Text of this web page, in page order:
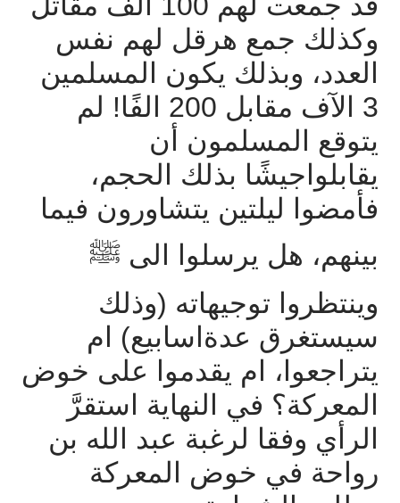
وكذلك جمع هرقل لهم نفس
العدد، وبذلك يكون المسلمين
3 الآف مقابل الفًا! لم
يتوقع المسلمون أن
يقابلواجيشًا بذلك الحجم،
فأمضوا ليلتين يتشاورون فيما
بينهم، هل يرسلوا الى ﷺ
وينتظروا توجيهاته (وذلك
سيستغرق عدةاسابيع) ام
يتراجعوا، ام يقدموا على خوض
المعركة؟ في النهاية استقرَّ
الرأي وفقا لرغبة عبد الله بن
رواحة في خوض المعركة